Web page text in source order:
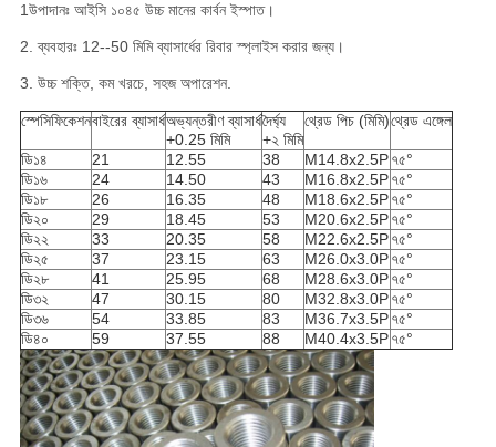
1উপাদানঃ আইসি ১০৪৫ উচ্চ মানের কার্বন ইস্পাত।
2. ব্যবহারঃ 12--50 মিমি ব্যাসার্ধের রিবার স্প্লাইস করার জন্য।
3. উচ্চ শক্তি, কম খরচে, সহজ অপারেশন.
স্পেসিফিকেশনবাইরের ব্যাসার্ধঅভ্যন্তরীণ ব্যাসার্ধ
+0.25 মিমি
দৈর্ঘ্য
+২ মিমি
থ্রেড পিচ (মিমি)থ্রেড এঙ্গেল
ডি১৪ 21 12.55 38 M14.8x2.5P৭৫°
ডি১৬
24 14.50 43 M16.8x2.5P৭৫°
ডি১৮
26 16.35 48 M18.6x2.5P৭৫°
ডি২০
29 18.45 53 M20.6x2.5P৭৫°
ডি২২
33 20.35 58 M22.6x2.5P৭৫°
ডি২৫
37 23.15 63 M26.0x3.0P৭৫°
ডি২৮
41 25.95 68 M28.6x3.0P৭৫°
ডি৩২
47 30.15 80 M32.8x3.0P৭৫°
ডি৩৬
54 33.85 83 M36.7x3.5P৭৫°
ডি৪০
59 37.55 88 M40.4x3.5P৭৫°